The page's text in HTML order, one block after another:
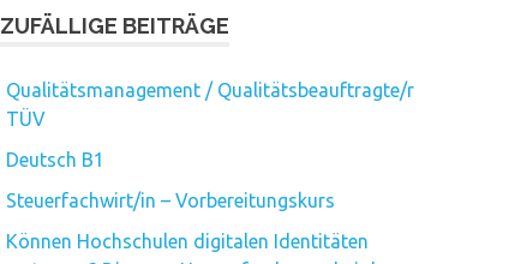
ZUFÄLLIGE BEITRÄGE
Qualitätsmanagement / Qualitätsbeauftragte/r
TÜV
Deutsch B1
Steuerfachwirt/in – Vorbereitungskurs
Können Hochschulen digitalen Identitäten